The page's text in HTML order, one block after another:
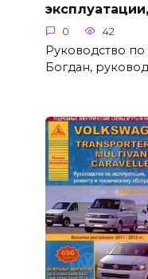
0 42
Руководство по
Богдан,